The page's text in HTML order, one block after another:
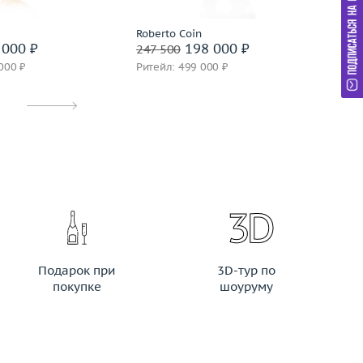
₽
₽
Roberto Coin
247 500198 000 ₽
Ритейл: 499 000 ₽
Подарок при
покупке
3D-тур по
шоуруму